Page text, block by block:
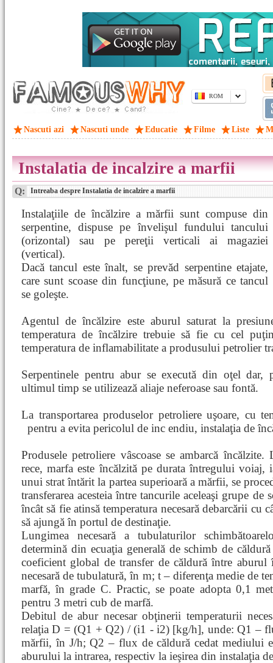
ROM
Nascuti azi Nascuti unde Educatie Filme Liste
Instalatia de incalzire a marfii
Q: Intreaba despre Instalatia de incalzire a marfii
Instalaţiile de încălzire a mărfii sunt compuse din
serpentine, dispuse pe învelişul fundului tancului
(orizontal) sau pe pereţii verticali ai magaziei
(vertical).
Dacă tancul este înalt, se prevăd serpentine etajate,
care sunt scoase din funcţiune, pe măsură ce tancul
se goleşte.
Agentul de încălzire este aburul saturat la
temperatura de încălzire trebuie să fie cu cel
temperatura de inflamabilitate a produsului petrolier
Serpentinele pentru abur se execută din oţel dar,
ultimul timp se utilizează aliaje neferoase sau fontă.
La transportarea produselor petroliere uşoare, cu
pentru a evita pericolul de inc endiu, instalaţia de
Produsele petroliere vâscoase se ambarcă
rece, marfa este încălzită pe durata întregului voiaj,
unui strat întărit la partea superioară a mărfii, se
transferarea acesteia între tancurile aceleaşi grupe de
încât să fie atinsă temperatura necesară debarcării cu
să ajungă în portul de destinaţie.
Lungimea necesară a tubulaturilor
determină din ecuaţia generală de schimb de
coeficient global de transfer de căldură între
necesară de tubulatură, în m; t – diferenţa medie de
marfă, în grade C. Practic, se poate adopta 0,1
pentru 3 metri cub de marfă.
Debitul de abur necesar obţinerii temperaturii
relaţia D = (Q1 + Q2) / (i1 - i2) [kg/h], unde: Q1 –
mărfii, în J/h; Q2 – flux de căldură cedat mediului
aburului la intrarea, respectiv la ieşirea din instalaţia